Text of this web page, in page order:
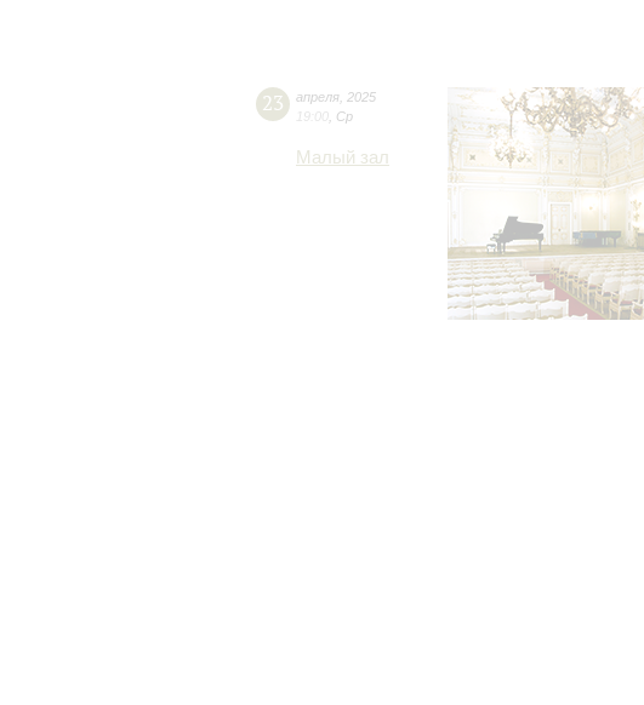
23 апреля 2025
19:00 Ср
Малый зал